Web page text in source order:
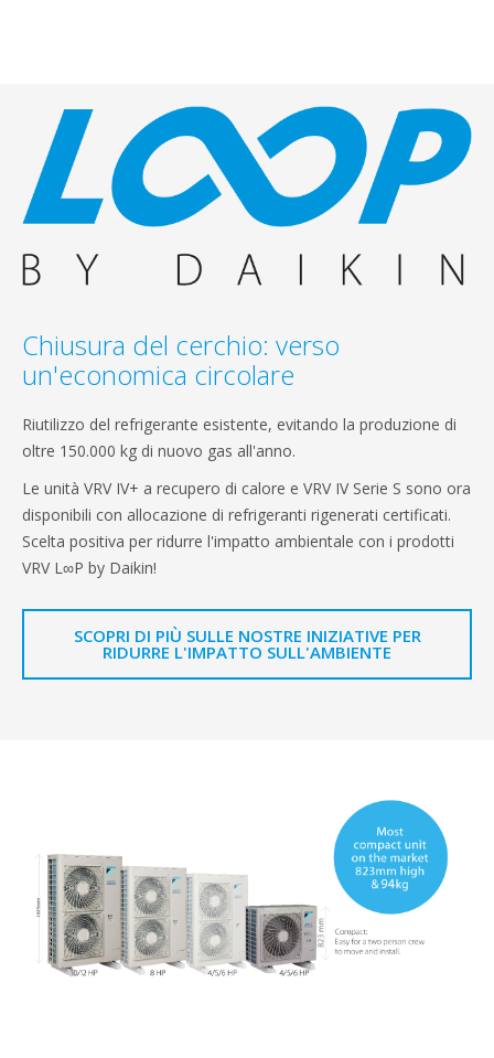
Chiusura del cerchio: verso
un'economica circolare
Riutilizzo del refrigerante esistente, evitando la produzione di
oltre 150.000 kg di nuovo gas all'anno.
Le unità VRV IV+ a recupero di calore e VRV IV Serie S sono ora
disponibili con allocazione di refrigeranti rigenerati certificati.
Scelta positiva per ridurre l'impatto ambientale con i prodotti
VRV L∞P by Daikin!
SCOPRI DI PIÙ SULLE NOSTRE INIZIATIVE PER
RIDURRE L'IMPATTO SULL'AMBIENTE